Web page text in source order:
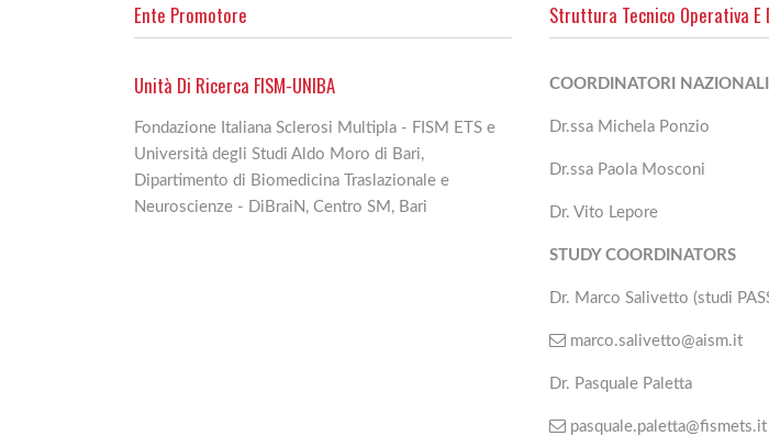
Ente Promotore
Unità Di Ricerca FISM-UNIBA
Fondazione Italiana Sclerosi Multipla - FISM ETS e
Università degli Studi Aldo Moro di Bari,
Dipartimento di Biomedicina Traslazionale e
Neuroscienze - DiBraiN, Centro SM, Bari
Struttura Tecnico Operativa E
COORDINATORI NAZIONALI
Dr.ssa Michela Ponzio
Dr.ssa Paola Mosconi
Dr. Vito Lepore
STUDY COORDINATORS
Dr. Marco Salivetto (studi
marco.salivetto@aism.it
Dr. Pasquale Paletta
pasquale.paletta@fismets.it